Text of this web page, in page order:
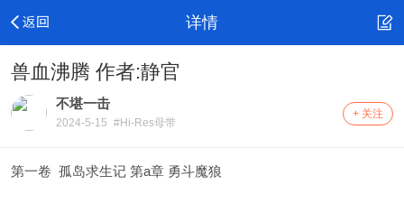
详情
兽血沸腾 作者:静官
不堪一击
2024-5-15 #Hi-Res母带
+ 关注
第一卷 孤岛求生记 第a章 勇斗魔狼